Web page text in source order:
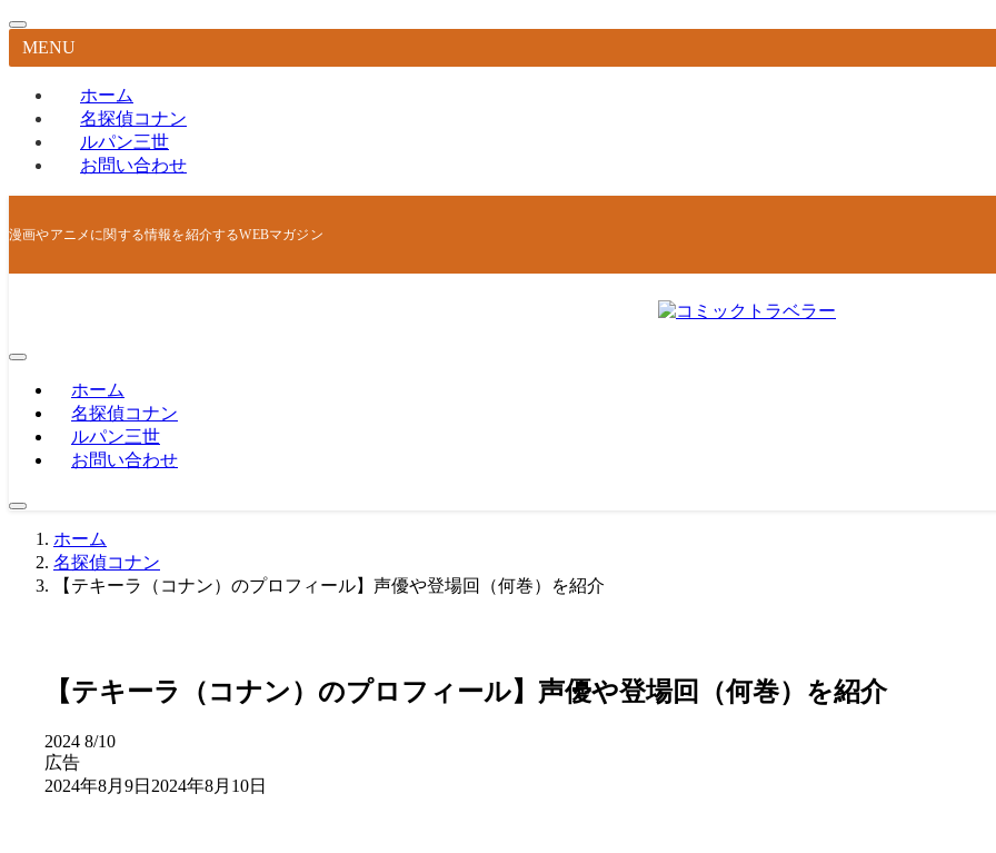
MENU
ホーム
名探偵コナン
ルパン三世
お問い合わせ
漫画やアニメに関する情報を紹介するWEBマガジン
ホーム
名探偵コナン
ルパン三世
お問い合わせ
ホーム
名探偵コナン
【テキーラ（コナン）のプロフィール】声優や登場回（何巻）を紹介
【テキーラ（コナン）のプロフィール】声優や登場回（何巻）を紹介
2024 8/10
広告
2024年8月9日 2024年8月10日